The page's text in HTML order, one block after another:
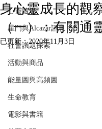
心靈隨筆
星門與Alcazar訊息
社會議題探索
活動與商品
能量圖與高頻圖
生命教育
電影與書籍
身心靈成長的觀
（一）：有關通
已更新：2020年11月3日